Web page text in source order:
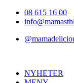
Hoppa08 615 16 00
NYHETER